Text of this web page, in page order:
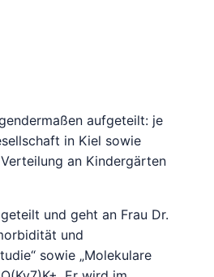
aufgeteilt: je
in Kiel sowie
an Kindergärten
und geht an Frau Dr.
und
sowie „Molekulare